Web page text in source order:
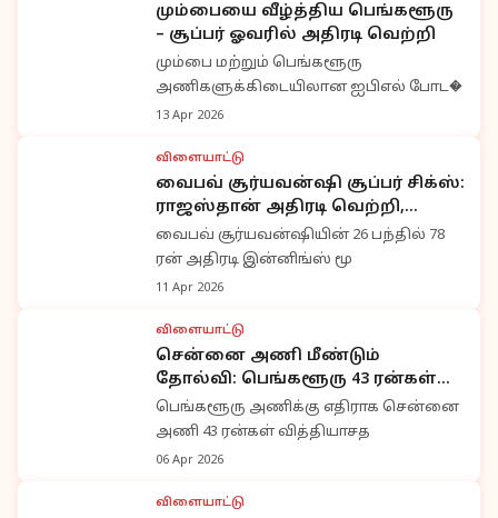
மும்பையை வீழ்த்திய பெங்களூரு
– சூப்பர் ஓவரில் அதிரடி வெற்றி
மும்பை மற்றும் பெங்களூரு
அணிகளுக்கிடையிலான ஐபிஎல் போட�
13 Apr 2026
விளையாட்டு
வைபவ் சூர்யவன்ஷி சூப்பர் சிக்ஸ்:
ராஜஸ்தான் அதிரடி வெற்றி,
பெங்களூரு தோல்வி
வைபவ் சூர்யவன்ஷியின் 26 பந்தில் 78
ரன் அதிரடி இன்னிங்ஸ் மூ
11 Apr 2026
விளையாட்டு
சென்னை அணி மீண்டும்
தோல்வி: பெங்களூரு 43 ரன்கள்
வித்தியாசத்தில் வெற்றி
பெங்களூரு அணிக்கு எதிராக சென்னை
அணி 43 ரன்கள் வித்தியாசத
06 Apr 2026
விளையாட்டு